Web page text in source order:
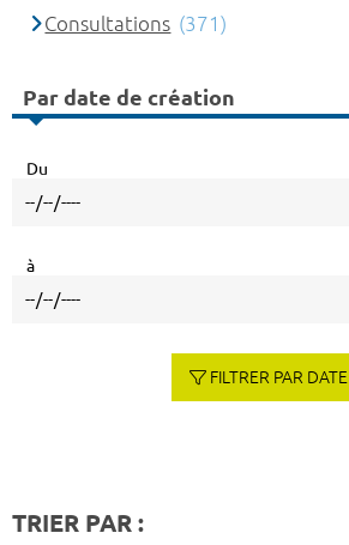
Consultations (371)
Par date de création
Du
à
FILTRER PAR DATE
TRIER PAR :